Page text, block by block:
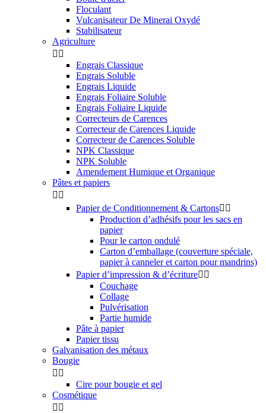
Floculant
Vulcanisateur De Minerai Oxydé
Stabilisateur
Agriculture
 
Engrais Classique
Engrais Soluble
Engrais Liquide
Engrais Foliaire Soluble
Engrais Foliaire Liquide
Correcteurs de Carences
Correcteur de Carences Liquide
Correcteur de Carences Soluble
NPK Classique
NPK Soluble
Amendement Humique et Organique
Pâtes et papiers
 
Papier de Conditionnement & Cartons 
Production d’adhésifs pour les sacs en
papier
Pour le carton ondulé
Carton d’emballage (couverture spéciale,
papier à canneler et carton pour mandrins)
Papier d’impression & d’écriture 
Couchage
Collage
Pulvérisation
Partie humide
Pâte à papier
Papier tissu
Galvanisation des métaux
Bougie
 
Cire pour bougie et gel
Cosmétique
 